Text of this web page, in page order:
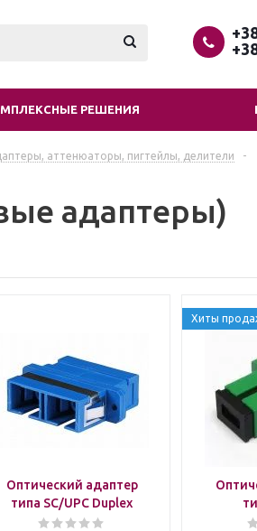
РЕШЕНИЯ
аттенюаторы, пигтейлы, делители
-
адаптеры)
Оптический адаптер
типа SC/UPC Duplex
Хиты